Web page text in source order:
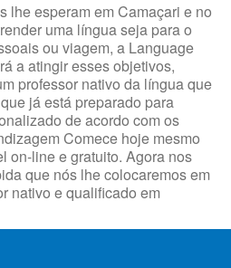
lhe esperam em Camaçari e no
uma língua seja para o
ou viagem, a Language
a atingir esses objetivos,
professor nativo da língua que
já está preparado para
de acordo com os
Comece hoje mesmo
on-line e gratuito. Agora nos
que nós lhe colocaremos em
nativo e qualificado em